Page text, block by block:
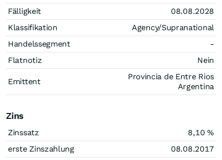
Fälligkeit
08.08.2028
Klassifikation
Agency/Supranational
Handelssegment
-
Flatnotiz
Nein
Emittent
Provincia de Entre Rios
Argentina
Zins
Zinssatz 8,10 %
erste Zinszahlung
08.08.2017